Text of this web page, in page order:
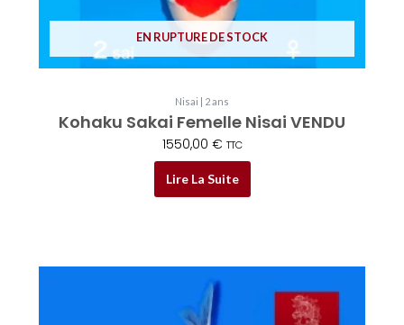
EN RUPTURE DE STOCK
Nisai | 2 ans
Kohaku Sakai Femelle Nisai VENDU
1550,00 € TTC
Lire La Suite